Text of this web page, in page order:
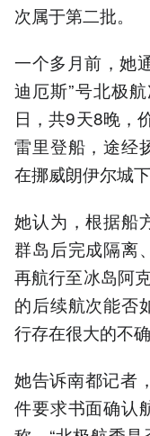
次属于第二批。
一个多月前，她
迪厄斯”号北极
日，共9天8晚，
雷里登船，途经
在挪威朗伊尔城下
她认为，根据船
群岛后完成隔离
再航行至冰岛阿
的后续航次能否
行存在很大的不确
她告诉南都记者
件要求书面确认